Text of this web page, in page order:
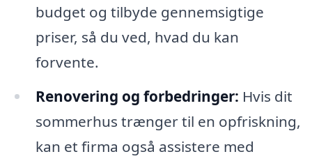
budget og tilbyde gennemsigtige
priser, så du ved, hvad du kan
forvente.
Renovering og forbedringer: Hvis dit
sommerhus trænger til en opfriskning,
kan et firma også assistere med